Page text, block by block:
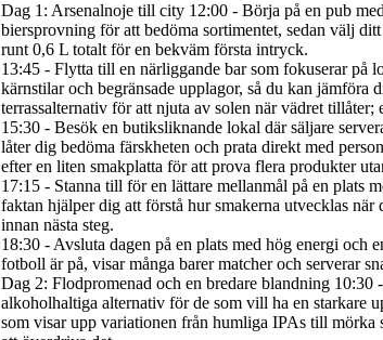
Dag 1: Arsenalnoje till city 12:00 - Börja på en pub
biersprovning för att bedöma sortimentet, sedan välj
runt 0,6 L totalt för en bekväm första intryck.
13:45 - Flytta till en närliggande bar som fokuserar på
kärnstilar och begränsade upplagor, så du kan jämföra
terrassalternativ för att njuta av solen när vädret
15:30 - Besök en butiksliknande lokal där säljare
låter dig bedöma färskheten och prata direkt med
efter en liten smakplatta för att prova flera produkter
17:15 - Stanna till för en lättare mellanmål på en plats
faktan hjälper dig att förstå hur smakerna utvecklas
innan nästa steg.
18:30 - Avsluta dagen på en plats med hög energi och
fotboll är på, visar många barer matcher och serverar
Dag 2: Flodpromenad och en bredare blandning
alkoholhaltiga alternativ för de som vill ha en starkare
som visar upp variationen från humliga IPAs till